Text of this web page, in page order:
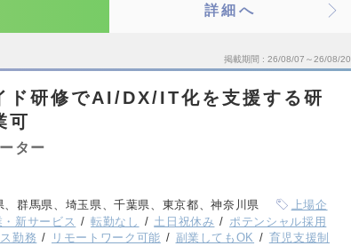
詳細へ
掲載期間 26/08/07～26/08/20
ド研修でAI/DX/IT化を支援する研
可
ター
、群馬県、埼玉県、千葉県、東京都、神奈川県
上場企
新サービス 転勤なし 土日祝休み
ポテンシャル採用
勤務 リモートワーク可能 副業してもOK
育児支援制